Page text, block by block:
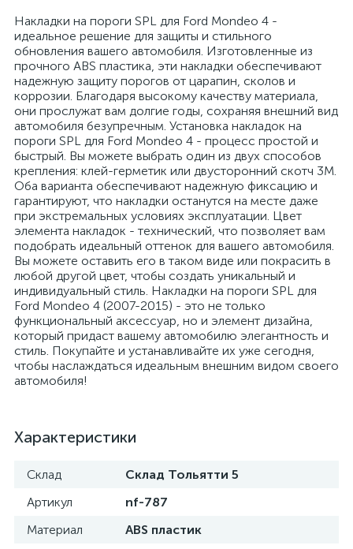
Накладки на пороги SPL для Ford Mondeo 4 -
идеальное решение для защиты и стильного
обновления вашего автомобиля. Изготовленные из
прочного ABS пластика, эти накладки обеспечивают
надежную защиту порогов от царапин, сколов и
коррозии. Благодаря высокому качеству материала,
они прослужат вам долгие годы, сохраняя внешний вид
автомобиля безупречным. Установка накладок на
пороги SPL для Ford Mondeo 4 - процесс простой и
быстрый. Вы можете выбрать один из двух способов
крепления: клей-герметик или двусторонний скотч 3M.
Оба варианта обеспечивают надежную фиксацию и
гарантируют, что накладки останутся на месте даже
при экстремальных условиях эксплуатации. Цвет
элемента накладок - технический, что позволяет вам
подобрать идеальный оттенок для вашего автомобиля.
Вы можете оставить его в таком виде или покрасить в
любой другой цвет, чтобы создать уникальный и
индивидуальный стиль. Накладки на пороги SPL для
Ford Mondeo 4 (2007-2015) - это не только
функциональный аксессуар, но и элемент дизайна,
который придаст вашему автомобилю элегантность и
стиль. Покупайте и устанавливайте их уже сегодня,
чтобы наслаждаться идеальным внешним видом своего
автомобиля!
Характеристики
Склад
Склад Тольятти 5
Артикул
nf-787
Материал
ABS пластик